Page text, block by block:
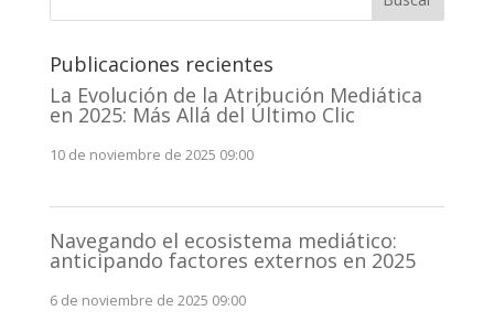
Publicaciones recientes
La Evolución de la Atribución Mediática
en 2025: Más Allá del Último Clic
10 de noviembre de 2025 09:00
Navegando el ecosistema mediático:
anticipando factores externos en 2025
6 de noviembre de 2025 09:00